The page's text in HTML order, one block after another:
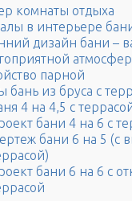
комнаты отдыха
в интерьере
дизайн бани –
парной
бань из бруса с
4 на 4,5 с
бани 4 на 6 с
бани 6 на 5 (с
бани 6 на 6 с